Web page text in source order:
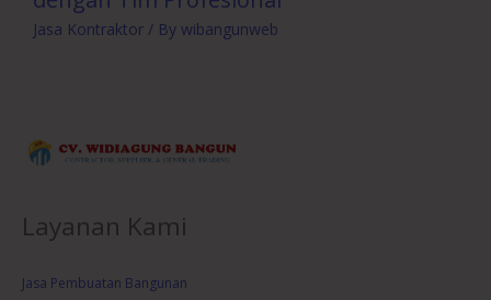
Jasa Kontraktor / By wibangunweb
Layanan Kami
Jasa Pembuatan Bangunan